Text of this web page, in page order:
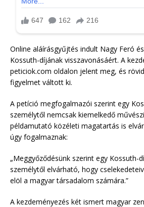
Online aláírásgyűjtés indult Nagy Feró
Kossuth-díjának visszavonásáért. A
peticiok.com oldalon jelent meg, és
figyelmet váltott ki.
A petíció megfogalmazói szerint egy
személytől nemcsak kiemelkedő
példamutató közéleti magatartás is
úgy fogalmaznak:
„Meggyőződésünk szerint egy Kossuth-
személytől elvárható, hogy
elöl a magyar társadalom számára.”
A kezdeményezés két ismert magyar